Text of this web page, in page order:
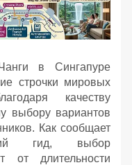
в Сингапуре
строчки мировых
качеству
выбору вариантов
Как сообщает
гид, выбор
от длительности